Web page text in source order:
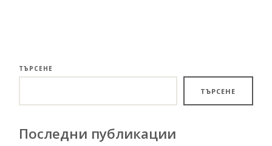
ТЪРСЕНЕ
ТЪРСЕНЕ
Последни публикации